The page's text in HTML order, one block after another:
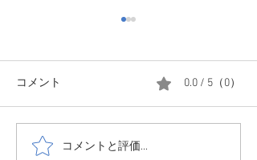
7/27-29 このは と 相変わ
コメント 0.0 / 5（0）
コメントと評価...